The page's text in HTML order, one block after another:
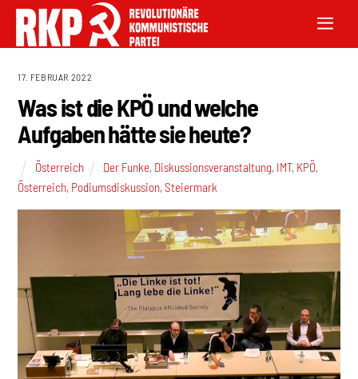
17. FEBRUAR 2022
Was ist die KPÖ und welche
Aufgaben hätte sie heute?
Österreich Der Funke, Diskussionsveranstaltung, IMT, KPÖ,
Österreich, Podiumsdiskussion,Steiermark